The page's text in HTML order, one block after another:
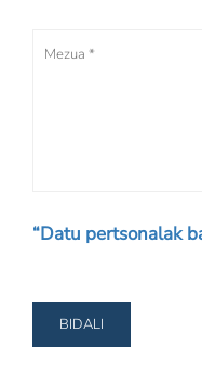
“Datu pertsonalak